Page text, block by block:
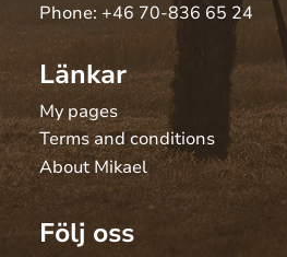
Phone: +46 70-836 65 24
Länkar
My pages
Terms and conditions
About Mikael
Följ oss